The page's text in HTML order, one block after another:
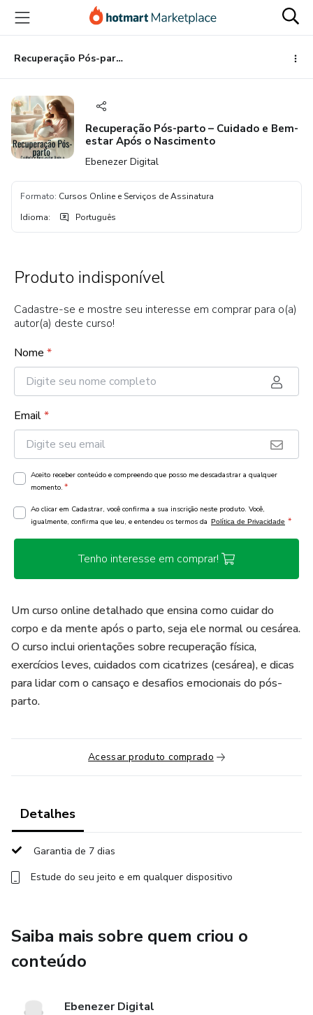
para
conteúdo
principal
para
pagamento
para
rodapé
Recuperação Pós-parto – Cuidado e Bem-estar Após o Nascimento
Recuperação Pós-parto – Cuidado e Bem-
estar Após o Nascimento
Ebenezer Digital
Formato: Cursos Online e Serviços de Assinatura
Idioma: Português
Produto indisponível
Cadastre-se e mostre seu interesse em comprar para o(a)
autor(a) deste curso!
Nome *
Email*
Aceito receber conteúdo e compreendo que posso me descadastrar a qualquer
momento. *
Ao clicar em Cadastrar, você confirma a sua inscrição neste produto. Você,
igualmente, confirma que leu, e entendeu os termos da Política de Privacidade *
Tenho interesse em comprar!
Um curso online detalhado que ensina como cuidar do
corpo e da mente após o parto, seja ele normal ou cesárea.
O curso inclui orientações sobre recuperação física,
exercícios leves, cuidados com cicatrizes (cesárea), e dicas
para lidar com o cansaço e desafios emocionais do pós-
parto.
Acessar produto comprado
Detalhes
Garantia de 7 dias
Estude do seu jeito e em qualquer dispositivo
Saiba mais sobre quem criou o
conteúdo
Ebenezer Digital